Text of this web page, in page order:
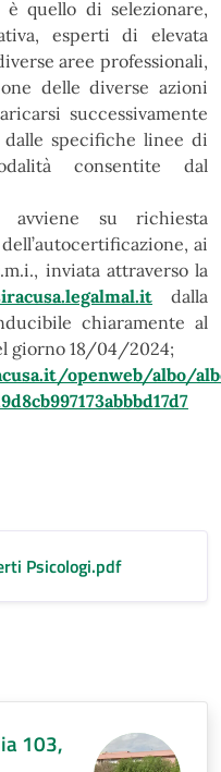
quello di selezionare,
esperti di elevata
aree professionali,
delle diverse azioni
successivamente
specifiche linee di
consentite dal
avviene su richiesta
ai
inviata attraverso la
dalla
chiaramente al
giorno 18/04/2024;
openweb/albo/
Psicologi.pdf
103,